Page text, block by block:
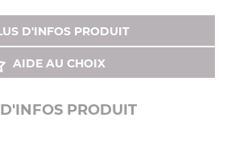
D'INFOS PRODUIT
AIDE AU CHOIX
PRODUIT